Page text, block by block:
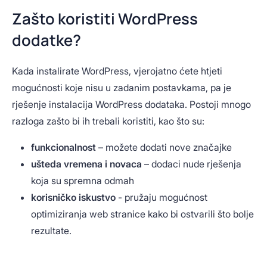
Zašto koristiti WordPress
dodatke?
Kada instalirate WordPress, vjerojatno ćete htjeti
mogućnosti koje nisu u zadanim postavkama, pa je
rješenje instalacija WordPress dodataka. Postoji mnogo
razloga zašto bi ih trebali koristiti, kao što su:
funkcionalnost – možete dodati nove značajke
ušteda vremena i novaca – dodaci nude rješenja
koja su spremna odmah
korisničko iskustvo - pružaju mogućnost
optimiziranja web stranice kako bi ostvarili što bolje
rezultate.